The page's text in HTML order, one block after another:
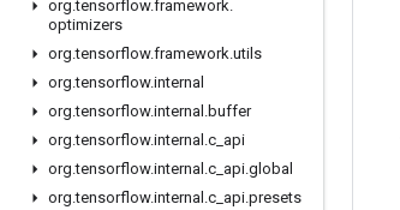
org.tensorflow.framework.
optimizers
org.tensorflow.framework.utils
org.tensorflow.internal
org.tensorflow.internal .buffer
org.tensorflow.internal .c api
org.tensorflow.internal .c api.global
org.tensorflow.internal .c api.presets